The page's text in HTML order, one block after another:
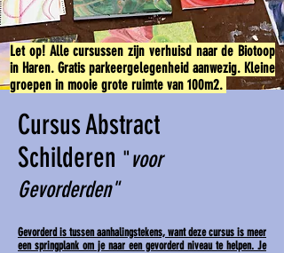
Let op! Alle cursussen zijn verhuisd naar de Biotoop
in Haren. Gratis parkeergelegenheid aanwezig. Kleine
groepen in mooie grote ruimte van 100m2.
Cursus Abstract
Schilderen "voor
Gevorderden"
Gevorderd is tussen aanhalingstekens, want deze cursus is meer
een springplank om je naar een gevorderd niveau te helpen. Je